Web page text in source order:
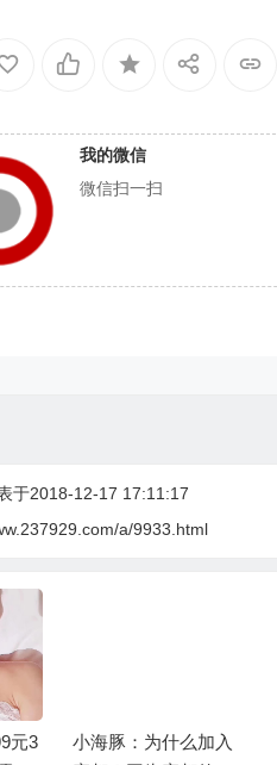
我的微信
微信扫一扫
于2018-12-17 17:11:17
a/9933.html
元3
小海豚：为什么加入